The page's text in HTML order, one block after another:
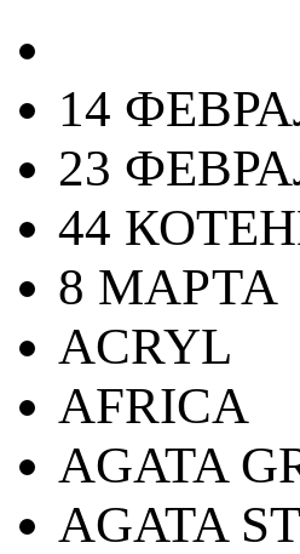
14
23
44
8 МАРТА
ACRYL
AFRICA
AGATA
AGATA